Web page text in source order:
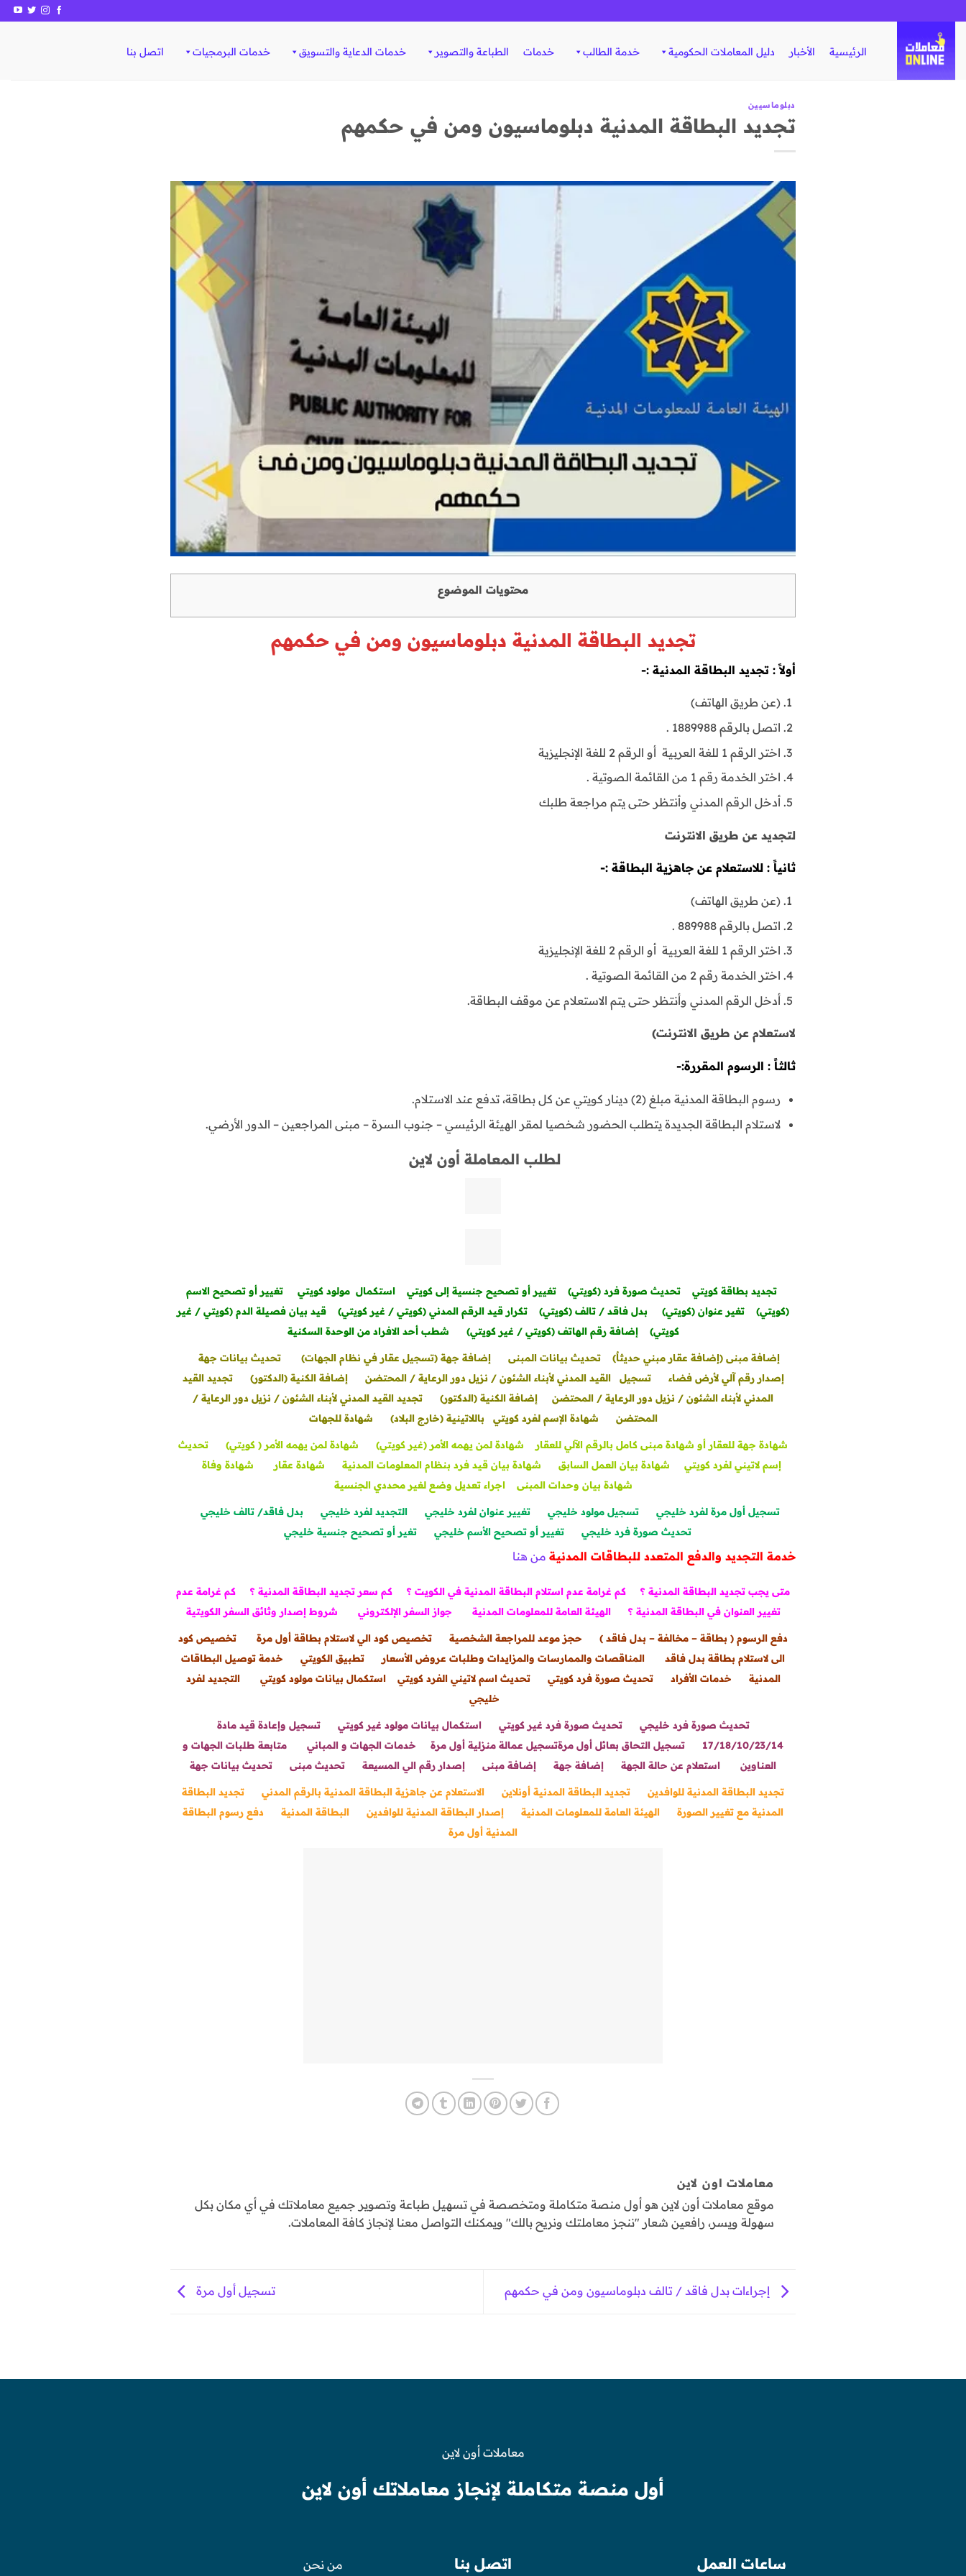
الرئيسية الأخبار دليل المعاملات الحكومية خدمة الطالب خدمات الطباعة والتصوير خدمات الدعاية والتسويق خدمات البرمجيات اتصل بنا
دبلوماسيين
تجديد البطاقة المدنية دبلوماسيون ومن في حكمهم
محتويات الموضوع
تجديد البطاقة المدنية دبلوماسيون ومن في حكمهم
أولاً : تجديد البطاقة المدنية :-
(عن طريق الهاتف)
اتصل بالرقم 1889988 .
اختر الرقم 1 للغة العربية أو الرقم 2 للغة الإنجليزية
اختر الخدمة رقم 1 من القائمة الصوتية .
أدخل الرقم المدني وأنتظر حتى يتم مراجعة طلبك
لتجديد عن طريق الانترنت
ثانياً : للاستعلام عن جاهزية البطاقة :-
(عن طريق الهاتف)
اتصل بالرقم 889988 .
اختر الرقم 1 للغة العربية أو الرقم 2 للغة الإنجليزية
اختر الخدمة رقم 2 من القائمة الصوتية .
أدخل الرقم المدني وأنتظر حتى يتم الاستعلام عن موقف البطاقة.
لاستعلام عن طريق الانترنت)
ثالثاً : الرسوم المقررة:-
رسوم البطاقة المدنية مبلغ (2) دينار كويتي عن كل بطاقة، تدفع عند الاستلام.
لاستلام البطاقة الجديدة يتطلب الحضور شخصيا لمقر الهيئة الرئيسي – جنوب السرة – مبنى المراجعين – الدور الأرضي.
لطلب المعاملة أون لاين
تجديد بطاقة كويتي تحديث صورة فرد (كويتي) تغيير أو تصحيح جنسية إلى كويتي استكمال مولود كويتي
تغيير أو تصحيح الاسم
(كويتي)
تغير عنوان (كويتي) بدل فاقد / تالف (كويتي) تكرار قيد الرقم المدني (كويتي / غير كويتي)
قيد بيان فصيلة الدم (كويتي / غير
كويتي)
إضافة رقم الهاتف (كويتي / غير كويتي) شطب أحد الافراد من الوحدة السكنية
إضافة مبنى (إضافة عقار مبني حديثاٌ) تحديث بيانات المبنى إضافة جهة (تسجيل عقار في نظام الجهات)
تحديث بيانات جهة
إصدار رقم آلي لأرض فضاء
تسجيل القيد المدني لأبناء الشئون / نزيل دور الرعاية / المحتضن إضافة الكنية (الدكتور)
تجديد القيد
المدني لأبناء الشئون / نزيل دور الرعاية / المحتضن
إضافة الكنية (الدكتور)
تجديد القيد المدني لأبناء الشئون / نزيل دور الرعاية /
المحتضن
شهادة الإسم لفرد كويتي باللاتينية (خارج البلاد) شهادة للجهات
شهادة جهة للعقار أو شهادة مبنى كامل بالرقم الآلي للعقار شهادة لمن يهمه الأمر (غير كويتي) شهادة لمن يهمه الأمر ( كويتي)
تحديث
إسم لاتيني لفرد كويتي
شهادة بيان العمل السابق شهادة بيان قيد فرد بنظام المعلومات المدنية شهادة عقار
شهادة وفاة
شهادة بيان وحدات المبنى
اجراء تعديل وضع لغير محددي الجنسية
تسجيل أول مرة لفرد خليجي تسجيل مولود خليجي تغيير عنوان لفرد خليجي التجديد لفرد خليجي
بدل فاقد/ تالف خليجي
تحديث صورة فرد خليجي
تغيير أو تصحيح الأسم خليجي تغير أو تصحيح جنسية خليجي
خدمة التجديد والدفع المتعدد للبطاقات المدنية من هنا
متى يجب تجديد البطاقة المدنية ؟ كم غرامة عدم استلام البطاقة المدنية في الكويت ؟ كم سعر تجديد البطاقة المدنية ؟
كم غرامة عدم
تغيير العنوان في البطاقة المدنية ؟
الهيئة العامة للمعلومات المدنية جواز السفر الإلكتروني شروط إصدار وثائق السفر الكويتية
دفع الرسوم ( بطاقة – مخالفة – بدل فاقد ) حجز موعد للمراجعة الشخصية تخصيص كود الي لاستلام بطاقة أول مرة
تخصيص كود
الى لاستلام بطاقة بدل فاقد
المناقصات والممارسات والمزايدات وطلبات عروض الأسعار تطبيق الكويتي
خدمة توصيل البطاقات
المدنية
خدمات الأفراد تحديث صورة فرد كويتي تحديث اسم لاتيني الفرد كويتي استكمال بيانات مولود كويتي
التجديد لفرد
خليجي
تحديث صورة فرد خليجي تحديث صورة فرد غير كويتي استكمال بيانات مولود غير كويتي
تسجيل وإعادة قيد مادة
17/18/10/23/14
تسجيل التحاق بعائل أول مرةتسجيل عمالة منزلية أول مرة خدمات الجهات و المباني
متابعة طلبات الجهات و
العناوين
استعلام عن حالة الجهة إضافة جهة إضافة مبنى إصدار رقم الي المسيعة تحديث مبنى تحديث بيانات جهة
تجديد البطاقة المدنية للوافدين تجديد البطاقة المدنية أونلاين الاستعلام عن جاهزية البطاقة المدنية بالرقم المدني
تجديد البطاقة
المدنية مع تغيير الصورة
الهيئة العامة للمعلومات المدنية إصدار البطاقة المدنية للوافدين البطاقة المدنية
دفع رسوم البطاقة
المدنية أول مرة
معاملات اون لاين
موقع معاملات أون لاين هو أول منصة متكاملة ومتخصصة في تسهيل طباعة وتصوير جميع معاملاتك في أي مكان بكل
سهولة ويسر، رافعين شعار "ننجز معاملتك ونريح بالك" ويمكنك التواصل معنا لإنجاز كافة المعاملات.
إجراءات بدل فاقد / تالف دبلوماسيون ومن في حكمهم تسجيل أول مرة
معاملات أون لاين
أول منصة متكاملة لإنجاز معاملاتك أون لاين
ساعات العمل اتصل بنا من نحن